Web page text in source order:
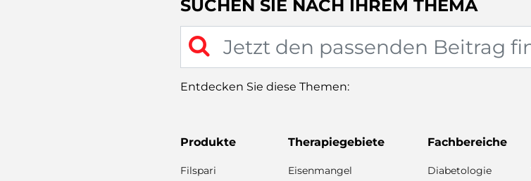
SUCHEN SIE NACH IHREM THEMA
Entdecken Sie diese Themen:
Produkte
Filspari
Therapiegebiete
Eisenmangel
Fachbereiche
Diabetologie